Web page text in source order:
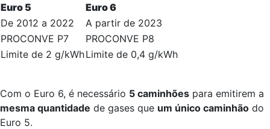
Euro 5
Euro 6
De 2012 a 2022
A partir de 2023
PROCONVE P7
PROCONVE P8
Limite de 2 g/kWhLimite de 0,4 g/kWh
Com o Euro 6, é necessário 5 caminhões para emitirem a
mesma quantidade de gases que um único caminhão do
Euro 5.